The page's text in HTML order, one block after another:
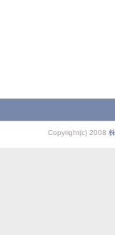
Copyright(c) 2008